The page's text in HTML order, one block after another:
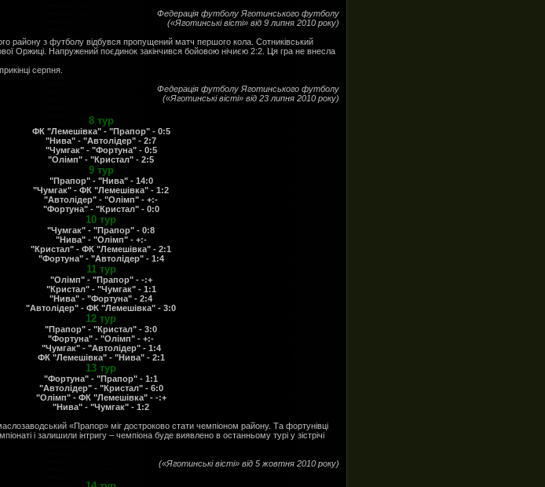
Федерація футболу Яготинського футболу
(«Яготинські вісті» від 9 липня 2010 року)
району з футболу відбувся пропущений матч першого кола. Сотниківський
Оржиці. Напружений поєдинок закінчився бойовою нічиєю 2:2. Ця гра не внесла
серпня.
Федерація футболу Яготинського футболу
(«Яготинські вісті» від 23 липня 2010 року)
8 тур
ФК "Лемешівка" - "Прапор" - 0:5
"Нива" - "Автолідер" - 2:7
"Чумгак" - "Фортуна" - 0:5
"Олімп" - "Кристал" - 2:5
9 тур
"Прапор" - "Нива" - 14:0
"Чумгак" - ФК "Лемешівка" - 1:2
"Автолідер" - "Олімп" - +:-
"Фортуна" - "Кристал" - 0:0
10 тур
"Чумгак" - "Прапор" - 0:8
"Нива" - "Олімп" - +:-
"Кристал" - ФК "Лемешівка" - 2:1
"Фортуна" - "Автолідер" - 1:4
11 тур
"Олімп" - "Прапор" - -:+
"Кристал" - "Чумгак" - 1:1
"Нива" - "Фортуна" - 2:4
"Автолідер" - ФК "Лемешівка" - 3:0
12 тур
"Прапор" - "Кристал" - 3:0
"Фортуна" - "Олімп" - +:-
"Чумгак" - "Автолідер" - 1:4
ФК "Лемешівка" - "Нива" - 2:1
13 тур
"Фортуна" - "Прапор" - 1:1
"Автолідер" - "Кристал" - 6:0
"Олімп" - ФК "Лемешівка" - -:+
"Нива" - "Чумгак" - 1:2
«Прапор» міг достроково стати чемпіоном району. Та фортунівці
і залишили інтригу – чемпіона буде виявлено в останньому турі у зістрічі
(«Яготинські вісті» від 5 жовтня 2010 року)